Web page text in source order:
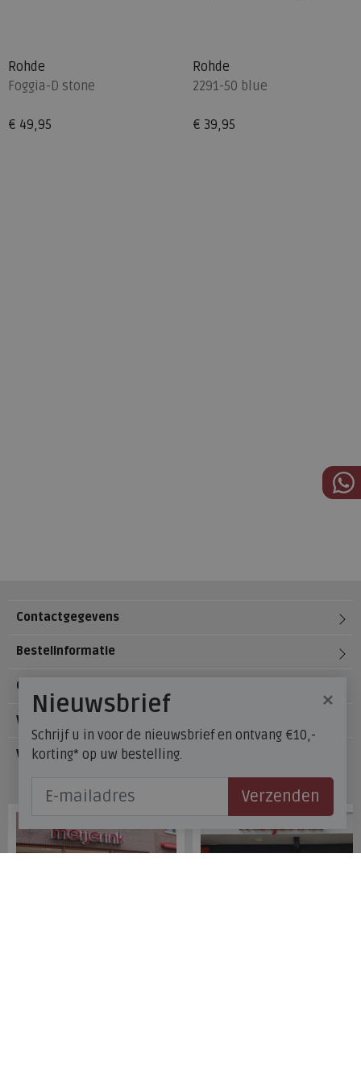
Rohde
Foggia-D stone
€ 49,95
Rohde
2291-50 blue
€ 39,95
Contactgegevens
Bestelinformatie
Over Meijerink Schoenen
Voetzorg
Veelgestelde vragen
×
Nieuwsbrief
Schrijf u in voor de nieuwsbrief en ontvang €10,-
korting* op uw bestelling.
Verzenden